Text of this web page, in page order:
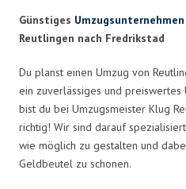
Günstiges Umzugsunternehmen
Reutlingen nach Fredrikstad
Du planst einen Umzug von
ein zuverlässiges und preiswertes
bist du bei Umzugsmeister Klug
richtig! Wir sind darauf
wie möglich zu gestalten und
Geldbeutel zu schonen.